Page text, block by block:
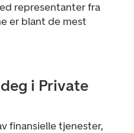
representanter fra
er blant de mest
i Private
finansielle tjenester,